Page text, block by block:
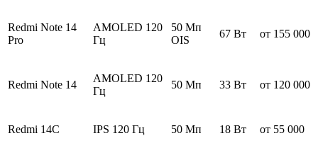
Redmi Note 14
Pro
AMOLED 120
Гц
50 Мп
OIS
67 Вт от 155 000
Redmi Note 14
AMOLED 120
Гц
50 Мп 33 Вт от 120 000
Redmi 14C IPS 120 Гц 50 Мп 18 Вт от 55 000